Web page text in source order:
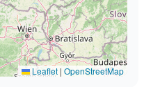
Leaflet | OpenStreetMap